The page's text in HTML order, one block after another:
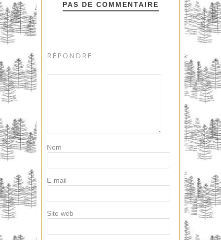
PAS DE COMMENTAIRE
RÉPONDRE
Nom
E-mail
Site web